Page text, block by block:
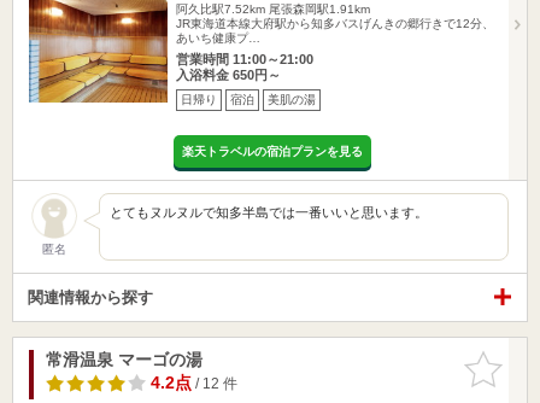
阿久比駅7.52km 尾張森岡駅1.91km
JR東海道本線大府駅から知多バスげんきの郷行きで12分、
あいち健康プ…
営業時間 11:00～21:00
入浴料金 650円～
日帰り 宿泊 美肌の湯
楽天トラベルの宿泊プランを見る
匿名
とてもヌルヌルで知多半島では一番いいと思います。
関連情報から探す
お気に入
りに追加
常滑温泉 マーゴの湯
4.2点/ 12 件